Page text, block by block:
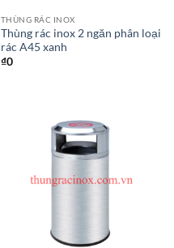
THÙNG RÁC INOX
Thùng rác inox 2 ngăn phân loại
rác A45 xanh
₫0